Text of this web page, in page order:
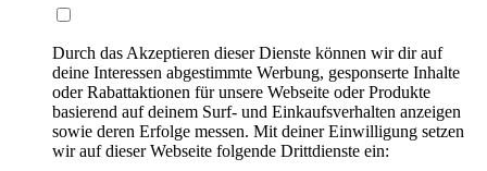
Durch das Akzeptieren dieser Dienste können wir dir auf
deine Interessen abgestimmte Werbung, gesponserte Inhalte
oder Rabattaktionen für unsere Webseite oder Produkte
basierend auf deinem Surf- und Einkaufsverhalten anzeigen
sowie deren Erfolge messen. Mit deiner Einwilligung setzen
wir auf dieser Webseite folgende Drittdienste ein: